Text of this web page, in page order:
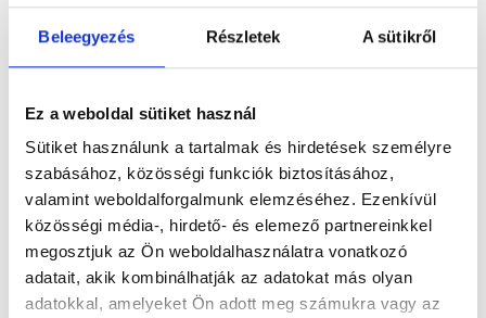
Beleegyezés Részletek A sütikről
Ez a weboldal sütiket használ
Sütiket használunk a tartalmak és hirdetések személyre
szabásához, közösségi funkciók biztosításához,
valamint weboldalforgalmunk elemzéséhez. Ezenkívül
közösségi média-, hirdető- és elemező partnereinkkel
megosztjuk az Ön weboldalhasználatra vonatkozó
adatait, akik kombinálhatják az adatokat más olyan
adatokkal, amelyeket Ön adott meg számukra vagy az
KOSÁRBA TESZEM
Ragasztó és Szempillatartó Üveg
A hűvös üveg felület csökkenti a ragasztó
kipárolgását, a rácseppentett ragasztó hosszan
használható
A rendszerezés gyorsítja a munkád! Ragaszd a
használandó pillasorokat a megfelelő mm.
jelölésű vonalra!